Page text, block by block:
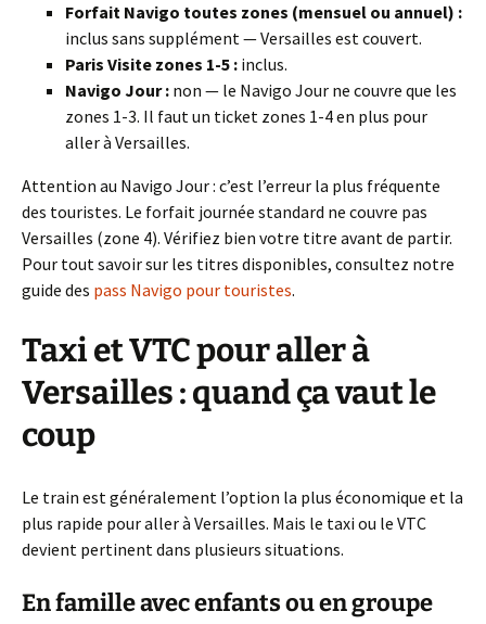
Forfait Navigo toutes zones (mensuel ou annuel) :
inclus sans supplément — Versailles est couvert.
Paris Visite zones 1-5 : inclus.
Navigo Jour : non — le Navigo Jour ne couvre que les
zones 1-3. Il faut un ticket zones 1-4 en plus pour
aller à Versailles.
Attention au Navigo Jour : c’est l’erreur la plus fréquente
des touristes. Le forfait journée standard ne couvre pas
Versailles (zone 4). Vérifiez bien votre titre avant de partir.
Pour tout savoir sur les titres disponibles, consultez notre
guide des pass Navigo pour touristes.
Taxi et VTC pour aller à
Versailles : quand ça vaut le
coup
Le train est généralement l’option la plus économique et la
plus rapide pour aller à Versailles. Mais le taxi ou le VTC
devient pertinent dans plusieurs situations.
En famille avec enfants ou en groupe